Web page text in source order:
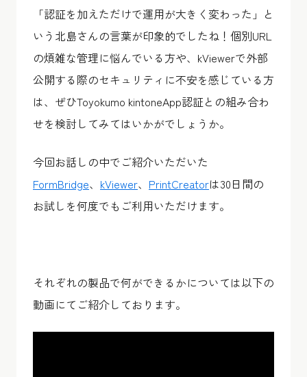
「認証を加えただけで運用が大きく変わった」と
いう北島さんの言葉が印象的でしたね！個別URL
の煩雑な管理に悩んでいる方や、kViewerで外部
公開する際のセキュリティに不安を感じている方
は、ぜひToyokumo kintoneApp認証との組み合わ
せを検討してみてはいかがでしょうか。
今回お話しの中でご紹介いただいた
FormBridge、 kViewer、 PrintCreatorは30日間の
お試しを何度でもご利用いただけます。
それぞれの製品で何ができるかについては以下の
動画にてご紹介しております。